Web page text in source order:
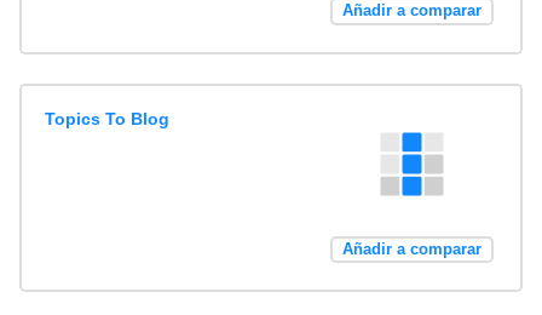
Añadir a comparar
Topics To Blog
Añadir a comparar